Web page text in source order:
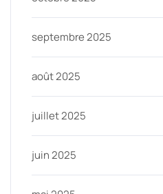
septembre 2025
août 2025
juillet 2025
juin 2025